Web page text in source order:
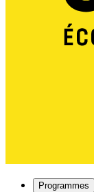
Programmes